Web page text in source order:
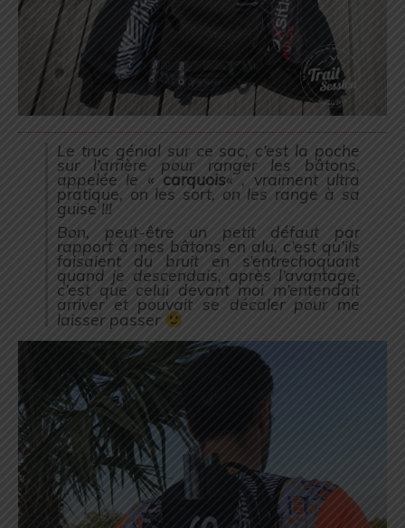
Le truc génial sur ce sac, c’est la poche
sur l’arrière pour ranger les bâtons,
appelée le «carquois« , vraiment ultra
pratique, on les sort, on les range à sa
guise !!!
Bon, peut-être un petit défaut par
rapport à mes bâtons en alu, c’est qu’ils
faisaient du bruit en s’entrechoquant
quand je descendais, après l’avantage,
c’est que celui devant moi m’entendait
arriver et pouvait se décaler pour me
laisser passer